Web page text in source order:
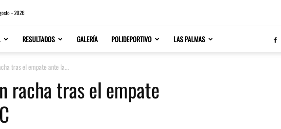
- 2026
RESULTADOS GALERÍA POLIDEPORTIVO LAS PALMAS
tras el empate ante la...
racha tras el empate